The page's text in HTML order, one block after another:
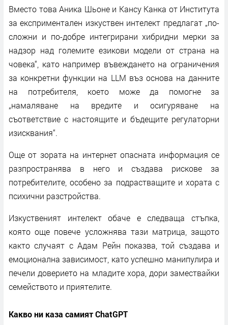
Вместо това Аника Шьоне и Кансу Канка от Института
за експриментален изкуствен интелект предлагат „по-
сложни и по-добре интегрирани хибридни мерки за
надзор над големите езикови модели от страна на
човека“, като например въвеждането на ограничения
за конкретни функции на LLM въз основа на данните
на потребителя, което може да помогне за
„намаляване на вредите и осигуряване на
съответствие с настоящите и бъдещите регулаторни
изисквания“.
Още от зората на интернет опасната информация се
разпространява в него и създава рискове за
потребителите, особено за подрастващите и хората с
психични разстройства.
Изкуственият интелект обаче е следваща стъпка,
която още повече усложнява тази матрица, защото
както случаят с Адам Рейн показва, той създава и
емоционална зависимост, като успешно манипулира и
печели доверието на младите хора, дори замествайки
семейството и приятелите.
Какво ни каза самият ChatGPT